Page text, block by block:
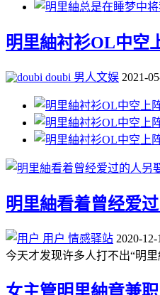
明里紬衬衫OL中空
doubi 男人文娱 2021-
明里紬看着曾经爱
用户 情感驿站 2020-12-
今天才发现许多人打不出“明
女主管明里紬竟兼